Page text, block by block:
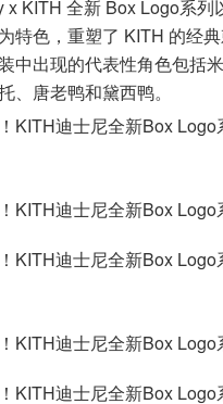
x KITH 全新 Box Logo系列
特色，重塑了 KITH 的经
中出现的代表性角色包括
、唐老鸭和黛西鸭。